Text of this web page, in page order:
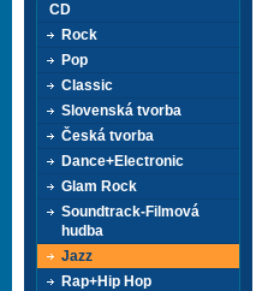
CD
Rock
Pop
Classic
Slovenská tvorba
Česká tvorba
Dance+Electronic
Glam Rock
Soundtrack-Filmová
hudba
Jazz
Rap+Hip Hop